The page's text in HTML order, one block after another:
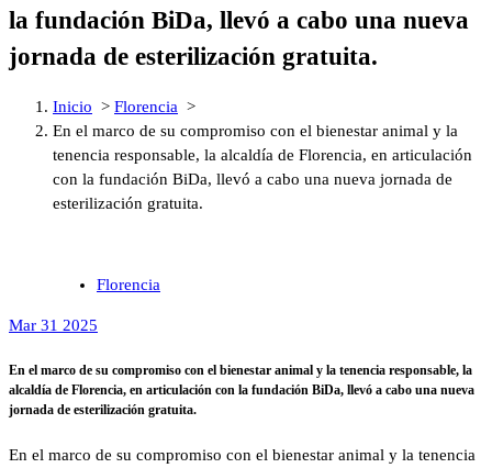
la fundación BiDa, llevó a cabo una nueva
jornada de esterilización gratuita.
Inicio > Florencia >
En el marco de su compromiso con el bienestar animal y la
tenencia responsable, la alcaldía de Florencia, en articulación
con la fundación BiDa, llevó a cabo una nueva jornada de
esterilización gratuita.
Florencia
Mar 31 2025
En el marco de su compromiso con el bienestar animal y la tenencia responsable, la
alcaldía de Florencia, en articulación con la fundación BiDa, llevó a cabo una nueva
jornada de esterilización gratuita.
En el marco de su compromiso con el bienestar animal y la tenencia